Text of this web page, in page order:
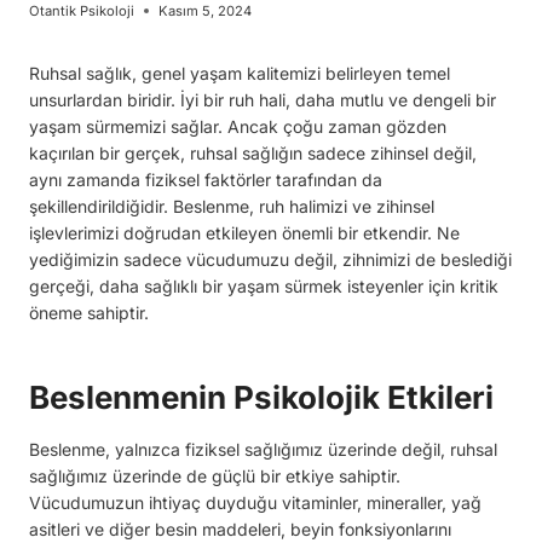
Otantik Psikoloji Kasım 5, 2024
Ruhsal sağlık, genel yaşam kalitemizi belirleyen temel
unsurlardan biridir. İyi bir ruh hali, daha mutlu ve dengeli bir
yaşam sürmemizi sağlar. Ancak çoğu zaman gözden
kaçırılan bir gerçek, ruhsal sağlığın sadece zihinsel değil,
aynı zamanda fiziksel faktörler tarafından da
şekillendirildiğidir. Beslenme, ruh halimizi ve zihinsel
işlevlerimizi doğrudan etkileyen önemli bir etkendir. Ne
yediğimizin sadece vücudumuzu değil, zihnimizi de beslediği
gerçeği, daha sağlıklı bir yaşam sürmek isteyenler için kritik
öneme sahiptir.
Beslenmenin Psikolojik Etkileri
Beslenme, yalnızca fiziksel sağlığımız üzerinde değil, ruhsal
sağlığımız üzerinde de güçlü bir etkiye sahiptir.
Vücudumuzun ihtiyaç duyduğu vitaminler, mineraller, yağ
asitleri ve diğer besin maddeleri, beyin fonksiyonlarını